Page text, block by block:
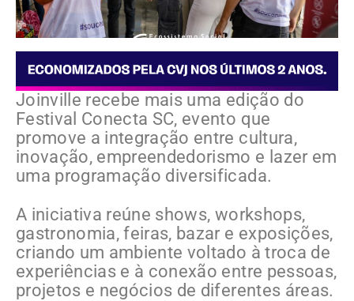
Joinville recebe mais uma edição do
Festival Conecta SC, evento que
promove a integração entre cultura,
inovação, empreendedorismo e lazer em
uma programação diversificada.
A iniciativa reúne shows, workshops,
gastronomia, feiras, bazar e exposições,
criando um ambiente voltado à troca de
experiências e à conexão entre pessoas,
projetos e negócios de diferentes áreas.